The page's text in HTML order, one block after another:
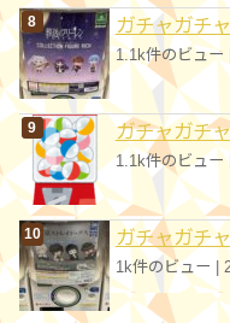
ガチャガチ
1.1k件のビュー
ガチャガチ
1.1k件のビュー
ガチャガチ
1k件のビュー